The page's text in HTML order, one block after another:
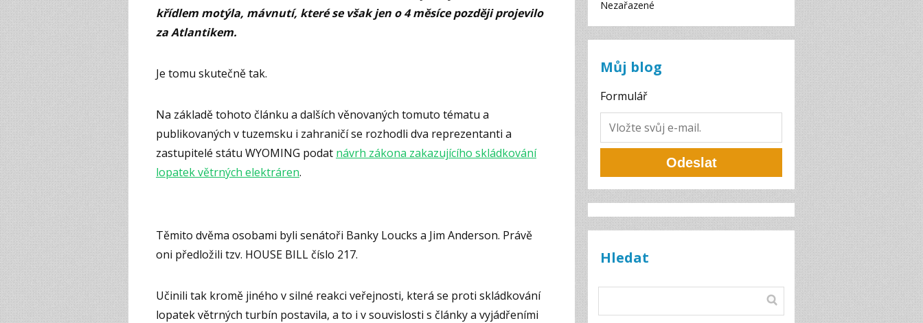
křídlem motýla, mávnutí, které se však jen o 4 měsíce později projevilo
za Atlantikem.
Je tomu skutečně tak.
Na základě tohoto článku a dalších věnovaných tomuto tématu a
publikovaných v tuzemsku i zahraničí se rozhodli dva reprezentanti a
zastupitelé státu WYOMING podat návrh zákona zakazujícího skládkování
lopatek větrných elektráren.
Těmito dvěma osobami byli senátoři Banky Loucks a Jim Anderson. Právě
oni předložili tzv. HOUSE BILL číslo 217.
Učinili tak kromě jiného v silné reakci veřejnosti, která se proti skládkování
lopatek větrných turbín postavila, a to i v souvislosti s články a vyjádřeními
Nezařazené
Můj blog
Formulář
Odeslat
Hledat